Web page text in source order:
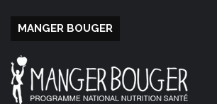
MANGER BOUGER